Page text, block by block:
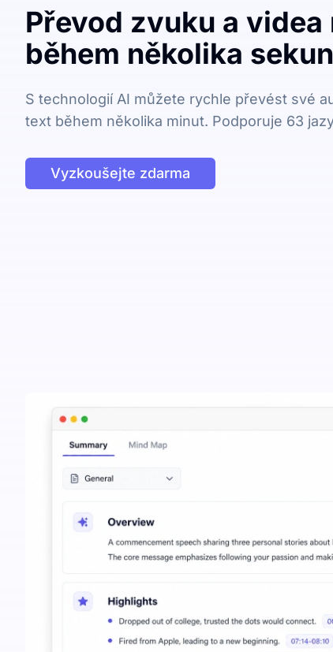
Převod zvuku a videa
během několika
S technologií AI můžete rychle převést své
text během několika minut. Podporuje 63
Vyzkoušejte zdarma